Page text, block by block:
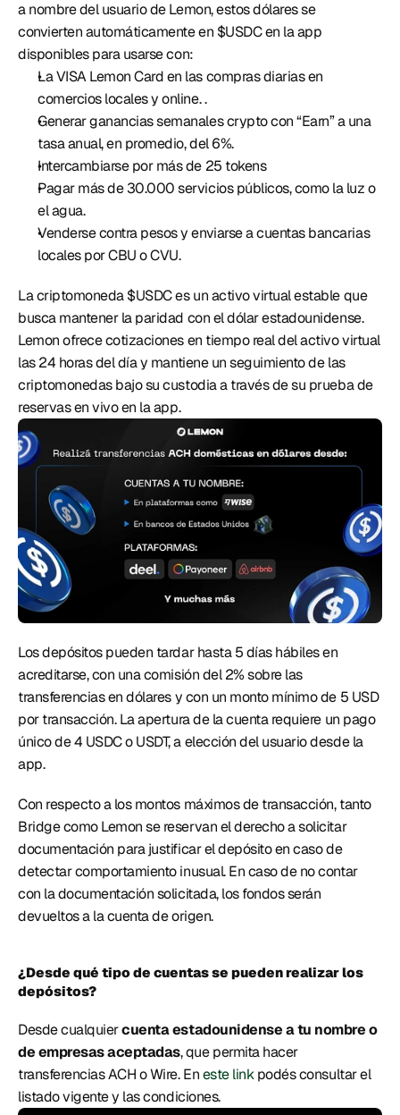
a nombre del usuario de Lemon, estos dólares se
convierten automáticamente en $USDC en la app
disponibles para usarse con:
La VISA Lemon Card en las compras diarias en
comercios locales y online. .
Generar ganancias semanales crypto con “Earn” a una
tasa anual, en promedio, del 6%.
Intercambiarse por más de 25 tokens
Pagar más de 30.000 servicios públicos, como la luz o
el agua.
Venderse contra pesos y enviarse a cuentas bancarias
locales por CBU o CVU.
La criptomoneda $USDC es un activo virtual estable que
busca mantener la paridad con el dólar estadounidense.
Lemon ofrece cotizaciones en tiempo real del activo virtual
las 24 horas del día y mantiene un seguimiento de las
criptomonedas bajo su custodia a través de su prueba de
reservas en vivo en la app.
Los depósitos pueden tardar hasta 5 días hábiles en
acreditarse, con una comisión del 2% sobre las
transferencias en dólares y con un monto mínimo de 5 USD
por transacción. La apertura de la cuenta requiere un pago
único de 4 USDC o USDT, a elección del usuario desde la
app.
Con respecto a los montos máximos de transacción, tanto
Bridge como Lemon se reservan el derecho a solicitar
documentación para justificar el depósito en caso de
detectar comportamiento inusual. En caso de no contar
con la documentación solicitada, los fondos serán
devueltos a la cuenta de origen.
¿Desde qué tipo de cuentas se pueden realizar los
depósitos?
Desde cualquier cuenta estadounidense a tu nombre o
de empresas aceptadas, que permita hacer
transferencias ACH o Wire. En este link podés consultar el
listado vigente y las condiciones.